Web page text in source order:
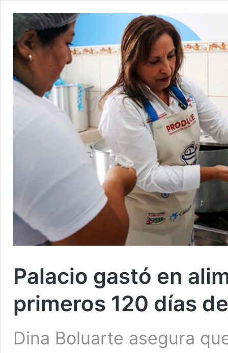
Palacio gastó en
primeros 120 días
Dina Boluarte asegura